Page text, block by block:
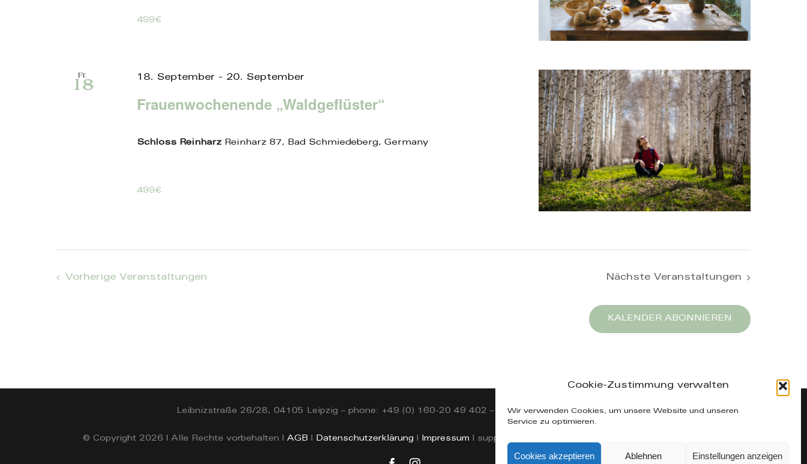
Cookie-Zustimmung verwalten
Wir verwenden Cookies, um unsere Website und unseren
Service zu optimieren.
Cookies akzeptieren Ablehnen Einstellungen anzeigen
499€
Fr.
18
Frauenwochenende „Waldgeflüster“
18. September- 20. September
Schloss Reinharz Reinharz 87, Bad Schmiedeberg, Germany
499€
Vorherige Veranstaltungen Nächste Veranstaltungen
KALENDER ABONNIEREN
Leibnizstraße 26/28, 04105 Leipzig – phone: +49 (0) 160-20 49 402 – mail: info@manuelakuenzel.de
© Copyright 2026 | Alle Rechte vorbehalten | AGB | Datenschutzerklärung | Impressum | supported by